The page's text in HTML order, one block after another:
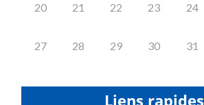
20 21 22 23 24
27 28 29 30 31